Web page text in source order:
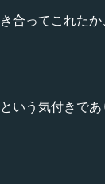
合ってこれた
いう気付きで